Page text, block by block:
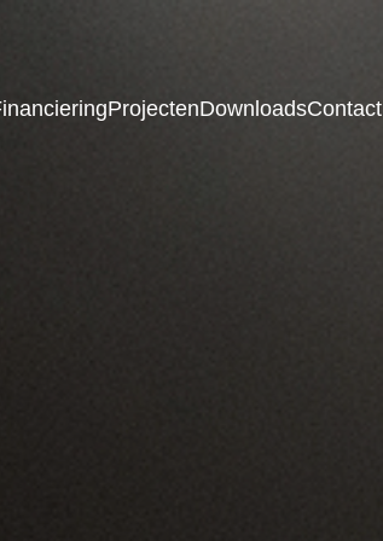
ProjectenDownloadsContact